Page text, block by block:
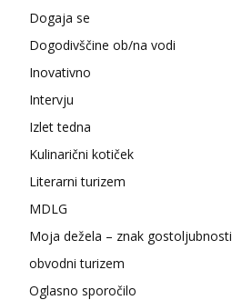
Dogaja se
Dogodivščine ob/na vodi
Inovativno
Intervju
Izlet tedna
Kulinarični kotiček
Literarni turizem
MDLG
Moja dežela – znak gostoljubnosti
obvodni turizem
Oglasno sporočilo